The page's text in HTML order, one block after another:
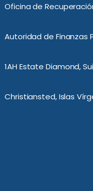
Oficina de
Autoridad de Finanzas
1AH Estate Diamond,
Christiansted, Islas